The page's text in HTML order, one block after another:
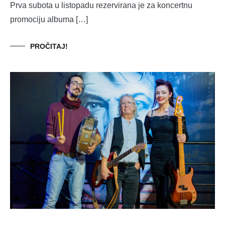
Prva subota u listopadu rezervirana je za koncertnu
promociju albuma […]
PROČITAJ!